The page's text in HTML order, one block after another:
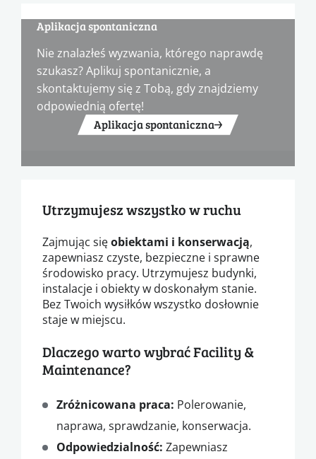
Aplikacja spontaniczna
Nie znalazłeś wyzwania, którego naprawdę
szukasz? Aplikuj spontanicznie, a
skontaktujemy się z Tobą, gdy znajdziemy
odpowiednią ofertę!
Aplikacja spontaniczna
Utrzymujesz wszystko w ruchu
Zajmując sięobiektami i konserwacją,
zapewniasz czyste, bezpieczne i sprawne
środowisko pracy. Utrzymujesz budynki,
instalacje i obiekty w doskonałym stanie.
Bez Twoich wysiłków wszystko dosłownie
staje w miejscu.
Dlaczego warto wybrać Facility &
Maintenance?
Zróżnicowana praca: Polerowanie,
naprawa, sprawdzanie, konserwacja.
Odpowiedzialność: Zapewniasz